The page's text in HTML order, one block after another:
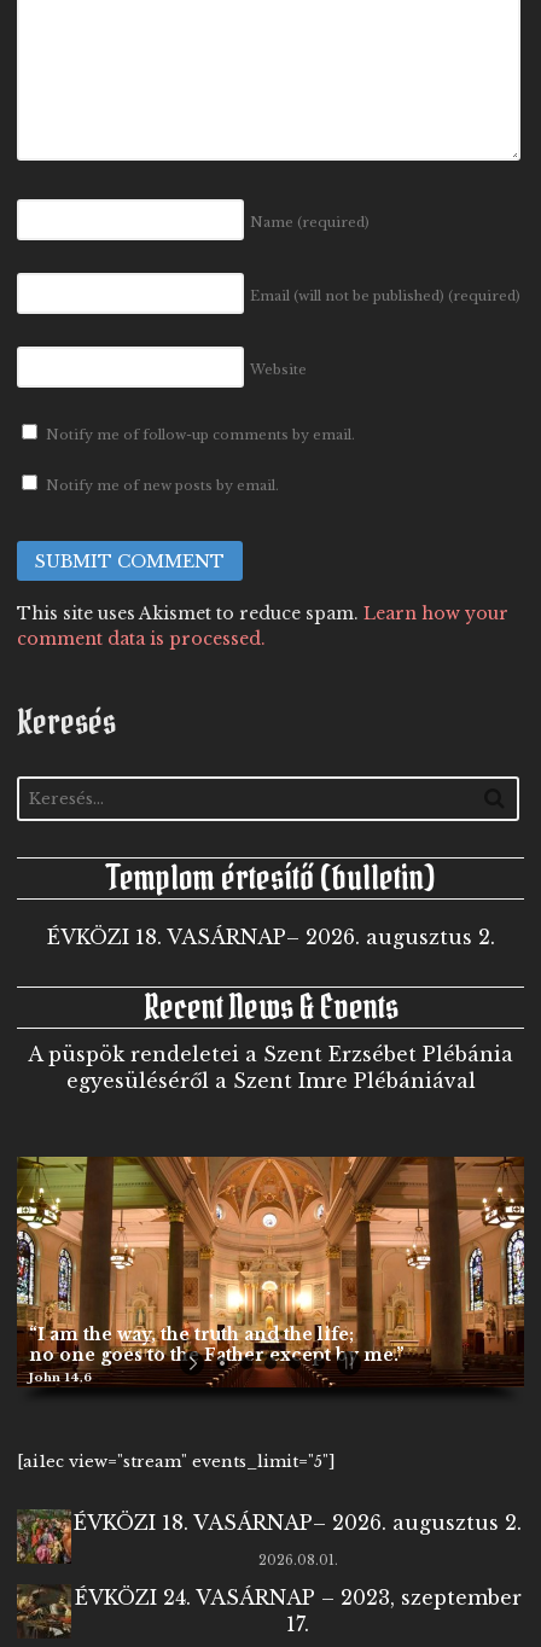
Name (required)
Email (will not be published) (required)
Website
Notify me of follow-up comments by email.
Notify me of new posts by email.
This site uses Akismet to reduce spam. Learn how your
comment data is processed.
Keresés
Templom értesítő (bulletin)
ÉVKÖZI 18. VASÁRNAP– 2026. augusztus 2.
Recent News & Events
A püspök rendeletei a Szent Erzsébet Plébánia
egyesüléséről a Szent Imre Plébániával
“I am the way, the truth and the life;
no one goes to the Father except by me.”
John 14,6
[ai1ec view="stream" events_limit="5"]
ÉVKÖZI 18. VASÁRNAP– 2026. augusztus 2.
2026.08.01.
ÉVKÖZI 24. VASÁRNAP – 2023, szeptember
17.